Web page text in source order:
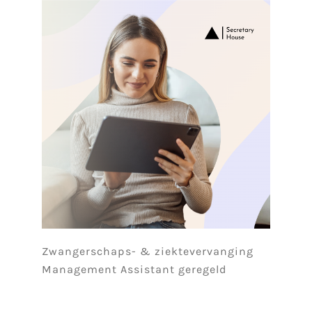
Zwangerschaps- & ziektevervanging
Management Assistant geregeld